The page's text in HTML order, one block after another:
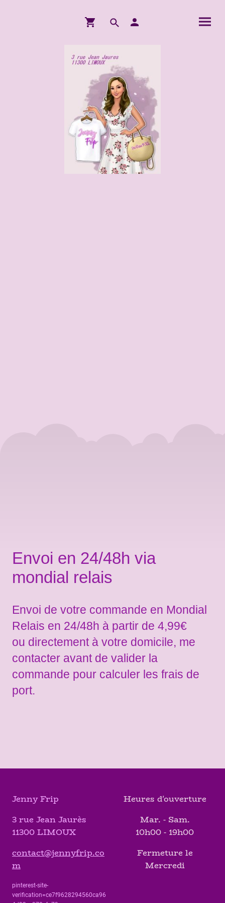
Envoi en 24/48h via
mondial relais
Envoi de votre commande en Mondial
Relais en 24/48h à partir de 4,99€
ou directement à votre domicile, me
contacter avant de valider la
commande pour calculer les frais de
port.
Jenny Frip
3 rue Jean Jaurès
11300 LIMOUX
contact@jennyfrip.co
m
pinterest-site-
verification=ce7f9628294560ca96
Heures d'ouverture
Mar. - Sam.
10h00 - 19h00
Fermeture le
Mercredi